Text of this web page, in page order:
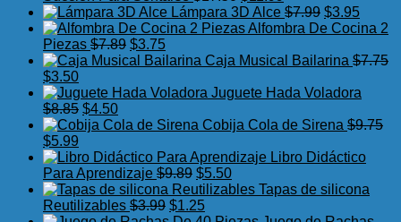
precio
original
$17.50.
precio
actual
$11.99.
Lámpara 3D Alce $7.99 El
precio
era:
$3.95El
precio
es:
Alfombra De Cocina 2
Piezas $7.89 El
precio
era:
$3.75El
precio
es:
Caja Musical Bailarina $7.75
El
precio
original
era:
$7.75.
$3.50El
precio
actual
es:
Juguete Hada Voladora
$8.85 El
precio
era:
$8.85.
$4.50El
precio
es:
$4.50.
Cobija Cola de Sirena $9.75
El
precio
original
era:
$9.75.
$5.99
precio
actual
es:
$5.99.
Libro Didáctico
Para Aprendizaje $9.89 El
precio
original
$5.50El
precioTapas de silicona
Reutilizables $3.99 El
$1.25El